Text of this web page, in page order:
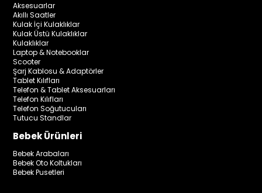
Aksesuarlar
Akıllı Saatler
Kulak İçi Kulaklıklar
Kulak Üstü Kulaklıklar
Kulaklıklar
Laptop & Notebooklar
Scooter
Şarj Kablosu & Adaptörler
Tablet Kılıfları
Telefon & Tablet Aksesuarları
Telefon Kılıfları
Telefon Soğutucuları
Tutucu Standlar
Bebek Ürünleri
Bebek Arabaları
Bebek Oto Koltukları
Bebek Pusetleri